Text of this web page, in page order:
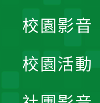
校園影音
校園活動